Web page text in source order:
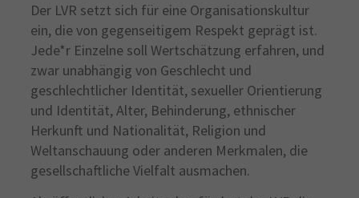
Der LVR setzt sich für eine Organisationskultur
ein, die von gegenseitigem Respekt geprägt ist.
Jede*r Einzelne soll Wertschätzung erfahren, und
zwar unabhängig von Geschlecht und
geschlechtlicher Identität, sexueller Orientierung
und Identität, Alter, Behinderung, ethnischer
Herkunft und Nationalität, Religion und
Weltanschauung oder anderen Merkmalen, die
gesellschaftliche Vielfalt ausmachen.